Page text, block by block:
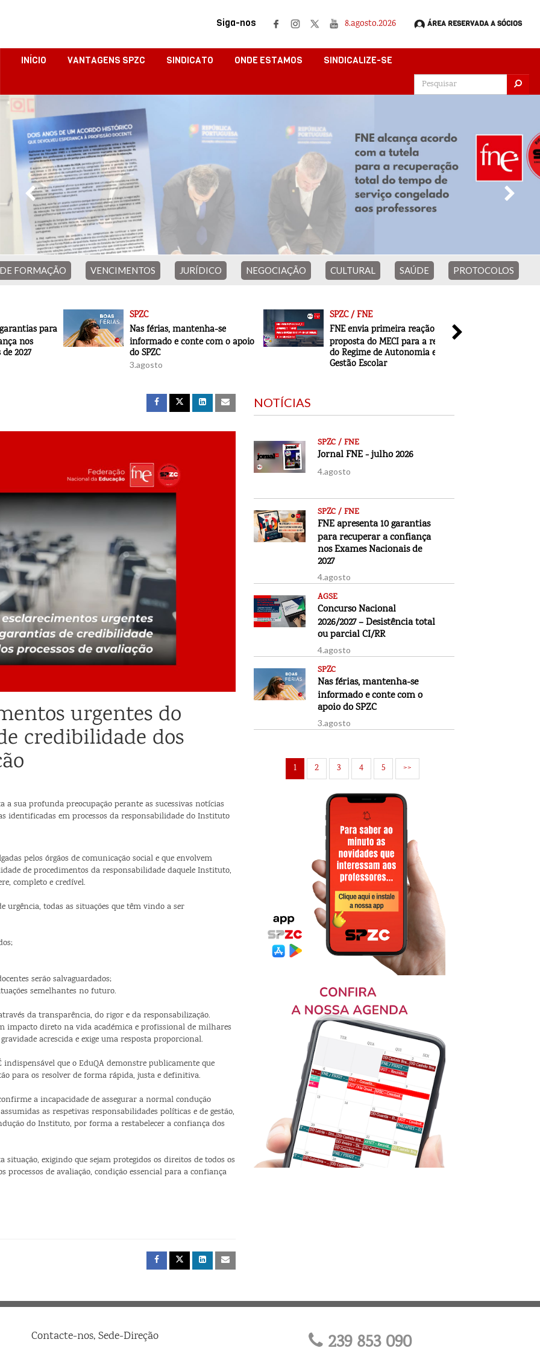
Siga-nos 8.agosto.2026 ÁREA RESERVADA A SÓCIOS
INÍCIO VANTAGENS SPZC SINDICATO ONDE ESTAMOS SINDICALIZE-SE
FORMAÇÃO VENCIMENTOS JURÍDICO NEGOCIAÇÃO CULTURAL SAÚDE PROTOCOLOS
para
SPZC
Nas férias, mantenha-se
informado e conte com o apoio
do SPZC
3.agosto
SPZC / FNE
FNE envia primeira reação à
proposta do MECI para a revisão
do Regime de Autonomia e
Gestão Escolar
urgentes do
credibilidade dos
a sua profunda preocupação perante as sucessivas notícias
identificadas em processos da responsabilidade do Instituto
pelos órgãos de comunicação social e que envolvem
de procedimentos da responsabilidade daquele Instituto,
completo e credível.
urgência, todas as situações que têm vindo a ser
serão salvaguardados;
semelhantes no futuro.
da transparência, do rigor e da responsabilização.
impacto direto na vida académica e profissional de milhares
acrescida e exige uma resposta proporcional.
que o EduQA demonstre publicamente que
para os resolver de forma rápida, justa e definitiva.
a incapacidade de assegurar a normal condução
as respetivas responsabilidades políticas e de gestão,
do Instituto, por forma a restabelecer a confiança dos
exigindo que sejam protegidos os direitos de todos os
processos de avaliação, condição essencial para a confiança
NOTÍCIAS
SPZC / FNE
Jornal FNE - julho 2026
4.agosto
SPZC / FNE
FNE apresenta 10 garantias
para recuperar a confiança
nos Exames Nacionais de
2027
4.agosto
AGSE
Concurso Nacional
2026/2027 – Desistência total
ou parcial CI/RR
4.agosto
SPZC
Nas férias, mantenha-se
informado e conte com o
apoio do SPZC
3.agosto
1 2 3 4 5 >>
Contacte-nos, Sede-Direção 239 853 090